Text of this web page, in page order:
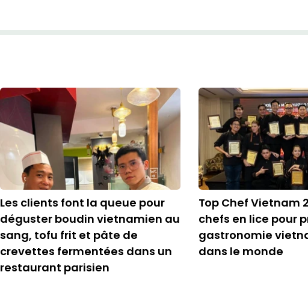
Les clients font la queue pour
déguster boudin vietnamien au
sang, tofu frit et pâte de
crevettes fermentées dans un
restaurant parisien
Top Chef Vietnam
chefs en lice pour
gastronomie
dans le monde